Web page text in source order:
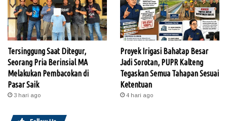
Tersinggung Saat Ditegur,
Seorang Pria Berinsial MA
Melakukan Pembacokan di
Pasar Saik
3 hari ago
Proyek Irigasi Bahatap Besar
Jadi Sorotan, PUPR Kalteng
Tegaskan Semua Tahapan Sesuai
Ketentuan
4 hari ago